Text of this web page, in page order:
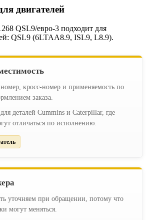
двигателей
QSL9/евро-3 подходит для
QSL9 (6LTAA8.9, ISL9, L8.9).
кросс-номер и применяемость по
заказа.
деталей Cummins и Caterpillar, где
отличаться по исполнению.
уточняем при обращении, потому что
могут меняться.